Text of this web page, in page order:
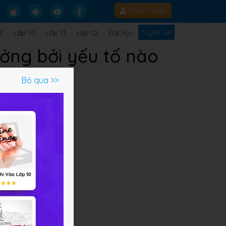
Đăng nhập
Lớp 10 Lớp 11 Lớp 12 Đại học Tuyển GV
bởi yếu tố nào
Bỏ qua >>